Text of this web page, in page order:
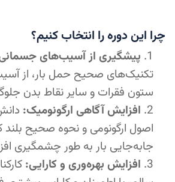
چرا این دوره را انتخاب کنیم؟
پیشگیری از آسیب‌های
تکنیک‌های صحیح حمل بار، از
ستون فقرات و سایر نقاط بدن
افزایش آگاهی ارگونومیک:
اصول ارگونومی و نحوه صحیح
جابه‌جایی بار به طور چشمگیری
افزایش بهره‌وری و کارایی: